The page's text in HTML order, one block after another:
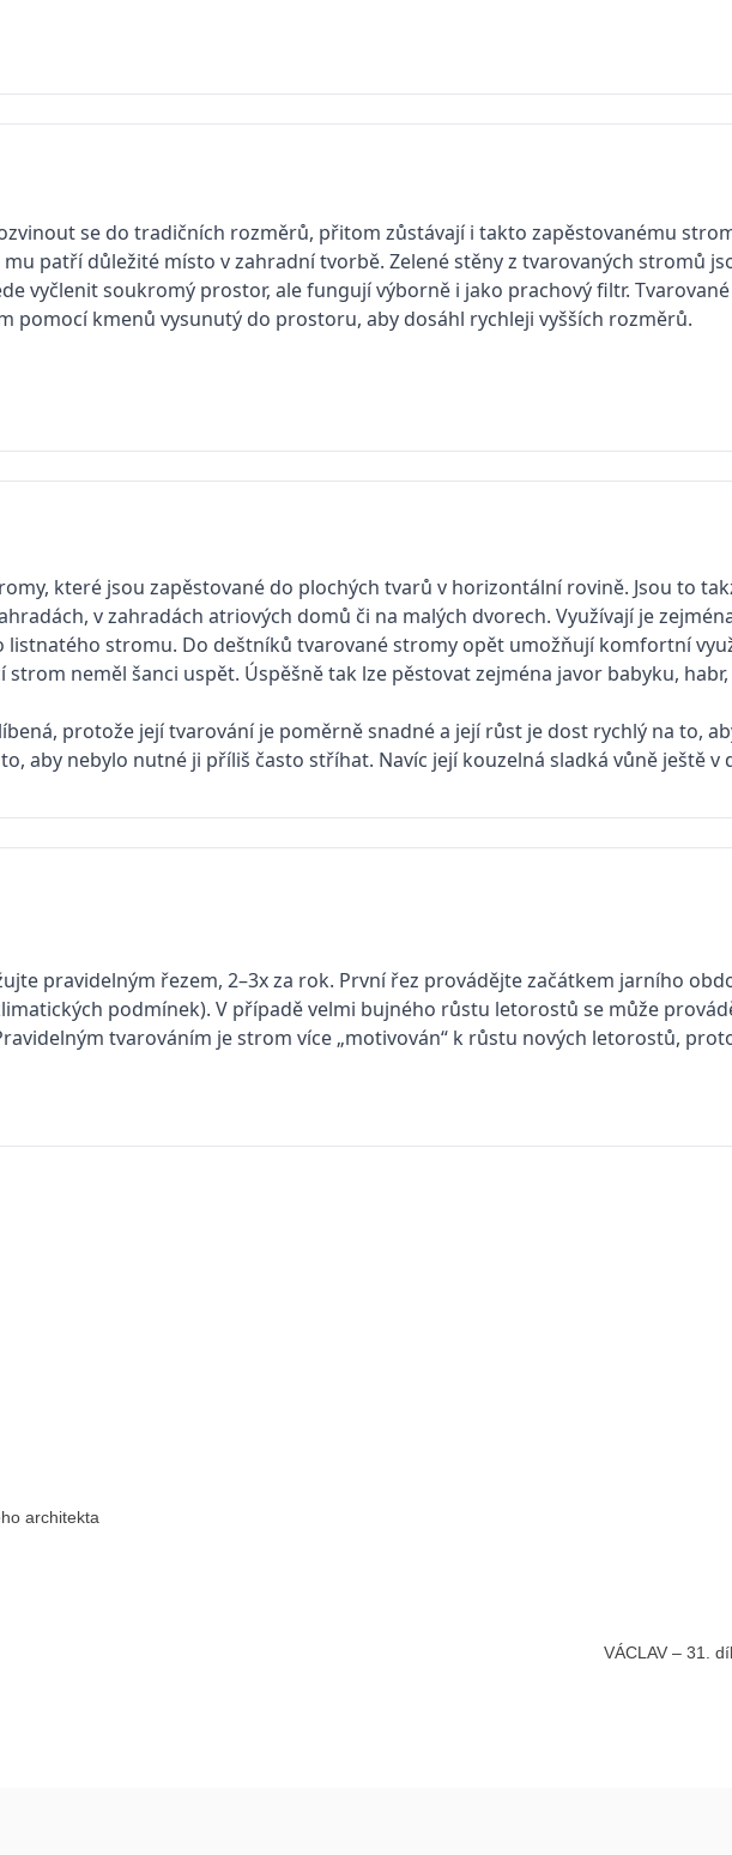
se do tradičních rozměrů, přitom zů­stávají i takto zapěstovanému
patří důležité místo v zahradní tvorbě. Zelené stěny z tvarovaných stromů
vyčlenit soukromý prostor, ale fungují výborně i jako prachový filtr.
pomocí kmenů vysunutý do prostoru, aby dosáhl rychleji vyšších rozměrů.
které jsou zapěstované do plochých tvarů v horizontální rovině. Jsou to
v zahradách atriových domů či na malých dvorech. Využívají je
listnatého stromu. Do deštníků tvarované stromy opět umožňují komfortní
neměl šanci uspět. Úspěšně tak lze pěstovat zejména javor babyku,
protože její tvarování je po­měrně snadné a její růst je dost rychlý na to,
aby nebylo nutné ji příliš často stříhat. Navíc její kouzelná sladká vůně ještě
pravidelným řezem, 2–3x za rok. První řez provádějte začátkem jarního
podmínek). V případě velmi bujného růstu letorostů se může
tvarováním je strom více „motivován“ k růstu nových letorostů,
architekta
VÁCLAV – 31.